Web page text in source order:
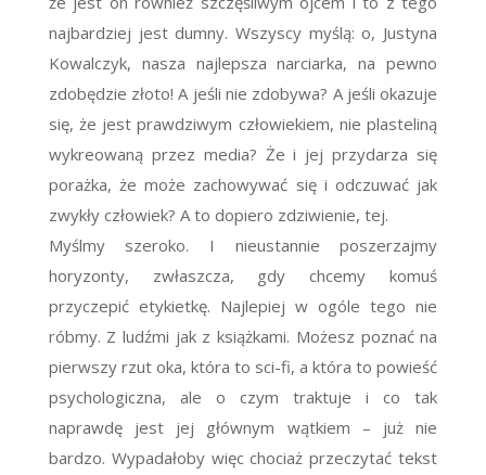
najbardziej jest dumny. Wszyscy myślą: o, Justyna
Kowalczyk, nasza najlepsza narciarka, na pewno
zdobędzie złoto! A jeśli nie zdobywa? A jeśli okazuje
się, że jest prawdziwym człowiekiem, nie plasteliną
wykreowaną przez media? Że i jej przydarza się
porażka, że może zachowywać się i odczuwać jak
zwykły człowiek? A to dopiero zdziwienie, tej.
Myślmy szeroko. I nieustannie poszerzajmy
horyzonty, zwłaszcza, gdy chcemy komuś
przyczepić etykietkę. Najlepiej w ogóle tego nie
róbmy. Z ludźmi jak z książkami. Możesz poznać na
pierwszy rzut oka, która to sci-fi, a która to powieść
psychologiczna, ale o czym traktuje i co tak
naprawdę jest jej głównym wątkiem – już nie
bardzo. Wypadałoby więc chociaż przeczytać tekst